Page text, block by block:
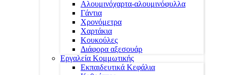
Αλουμινόχαρτα-αλουμινόφυλλα
Γάντια
Χρονόμετρα
Χαρτάκια
Κουκούλες
Διάφορα αξεσουάρ
Εργαλεία Κομμωτικής
Εκπαιδευτικά Κεφάλια